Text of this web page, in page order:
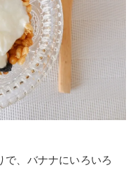
で、バナナにいろいろ